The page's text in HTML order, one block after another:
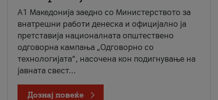
A1 Македонија заедно со Министерството за
внатрешни работи денеска и официјално ја
претставија националната општествено
одговорна кампања „Одговорно со
технологијата“, насочена кон подигнување на
јавната свест...
Дознај повеќе